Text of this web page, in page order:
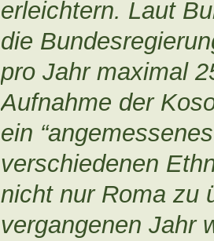
erleichtern. Laut
die
pro Jahr maximal
Aufnahme der
ein
verschiedenen
nicht nur Roma zu
vergangenen Jahr